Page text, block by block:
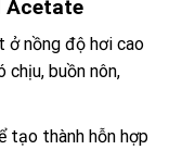
Acetate
ở nồng độ hơi cao
chịu, buồn nôn,
tạo thành hỗn hợp